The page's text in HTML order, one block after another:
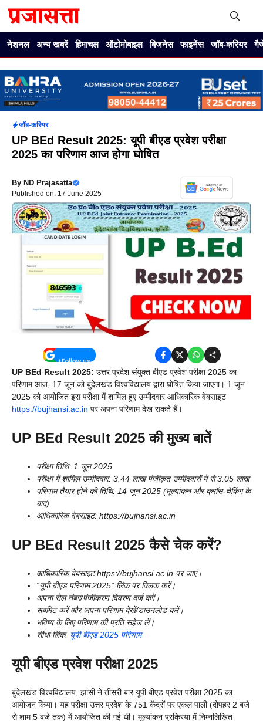
नेशनल अन्य खबरें हिमाचल ऑटोमोबाइल बिजनेस फाइनेंस जॉब-करियर
जॉब-करियर
UP BEd Result 2025: यूपी बीएड प्रवेश परीक्षा
2025 का परिणाम आज होगा घोषित
By ND Prajasatta
Published on: 17 June 2025
UP BEd Result 2025: उत्तर प्रदेश संयुक्त बीएड प्रवेश परीक्षा 2025 का
परिणाम आज, 17 जून को बुंदेलखंड विश्वविद्यालय द्वारा घोषित किया जाएगा। 1 जून
2025 को आयोजित इस परीक्षा में शामिल हुए उम्मीदवार आधिकारिक वेबसाइट
https://bujhansi.ac.in पर अपना परिणाम देख सकते हैं।
UP BEd Result 2025 की मुख्य बातें
परीक्षा तिथि: 1 जून 2025
परीक्षा में शामिल उम्मीदवार: 3.44 लाख पंजीकृत उम्मीदवारों में से 3.05 लाख
परिणाम तैयार होने की तिथि: 14 जून 2025 (मूल्यांकन और क्रॉस-चेकिंग के
बाद)
आधिकारिक वेबसाइट: https://bujhansi.ac.in
UP BEd Result 2025कैसे चेक करें?
आधिकारिक वेबसाइट https://bujhansi.ac.in पर जाएं।
“यूपी बीएड परिणाम 2025” लिंक पर क्लिक करें।
अपना रोल नंबर/पंजीकरण विवरण दर्ज करें।
सबमिट करें और अपना परिणाम देखें/डाउनलोड करें।
भविष्य के लिए परिणाम की प्रति सहेज लें।
सीधा लिंक: यूपी बीएड 2025 परिणाम
यूपी बीएड प्रवेश परीक्षा 2025
बुंदेलखंड विश्वविद्यालय, झांसी ने तीसरी बार यूपी बीएड प्रवेश परीक्षा 2025 का
आयोजन किया। यह परीक्षा उत्तर प्रदेश के 751 केंद्रों पर एकल पाली (दोपहर 2 बजे
से शाम 5 बजे तक) में आयोजित की गई थी। मूल्यांकन प्रक्रिया में निम्नलिखित